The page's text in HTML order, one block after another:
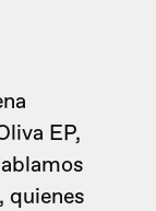
EP,
, quienes